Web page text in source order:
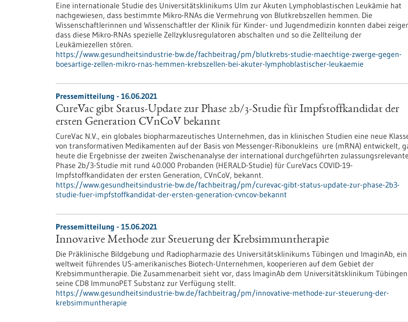
Eine internationale Studie des Universitätsklinikums Ulm zur Akuten Lymphoblastischen Leukämie hat
nachgewiesen, dass bestimmte Mikro-RNAs die Vermehrung von Blutkrebszellen hemmen. Die
Wissenschaftlerinnen und Wissenschaftler der Klinik für Kinder- und Jugendmedizin konnten dabei
dass diese Mikro-RNAs spezielle Zellzyklusregulatoren abschalten und so die Zellteilung der
Leukämiezellen stören.
https://www.gesundheitsindustrie-bw.de/fachbeitrag/pm/blutkrebs-studie-maechtige-zwerge-gegen-
boesartige-zellen-mikro-rnas-hemmen-krebszellen-bei-akuter-lymphoblastischer-leukaemie
Pressemitteilung - 16.06.2021
CureVac gibt Status-Update zur Phase 2b/3-Studie für Impfstoffkandidat der
ersten Generation CVnCoV bekannt
CureVac N.V., ein globales biopharmazeutisches Unternehmen, das in klinischen Studien eine neue
von transformativen Medikamenten auf der Basis von Messenger-Ribonukleins ure (mRNA) entwickelt,
heute die Ergebnisse der zweiten Zwischenanalyse der international durchgeführten
Phase 2b/3-Studie mit rund 40.000 Probanden (HERALD-Studie) für CureVacs COVID-19-
Impfstoffkandidaten der ersten Generation, CVnCoV, bekannt.
https://www.gesundheitsindustrie-bw.de/fachbeitrag/pm/curevac-gibt-status-update-zur-phase-2b3-
studie-fuer-impfstoffkandidat-der-ersten-generation-cvncov-bekannt
Pressemitteilung - 15.06.2021
Innovative Methode zur Steuerung der Krebsimmuntherapie
Die Präklinische Bildgebung und Radiopharmazie des Universitätsklinikums Tübingen und ImaginAb, ein
weltweit führendes US-amerikanisches Biotech-Unternehmen, kooperieren auf dem Gebiet der
Krebsimmuntherapie. Die Zusammenarbeit sieht vor, dass ImaginAb dem Universitätsklinikum Tübingen
seine CD8 ImmunoPET Substanz zur Verfügung stellt.
https://www.gesundheitsindustrie-bw.de/fachbeitrag/pm/innovative-methode-zur-steuerung-der-
krebsimmuntherapie